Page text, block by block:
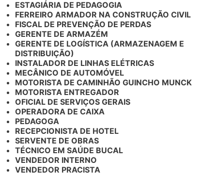
ESTAGIÁRIA DE PEDAGOGIA
FERREIRO ARMADOR NA CONSTRUÇÃO CIVIL
FISCAL DE PREVENÇÃO DE PERDAS
GERENTE DE ARMAZÉM
GERENTE DE LOGÍSTICA (ARMAZENAGEM E
DISTRIBUIÇÃO)
INSTALADOR DE LINHAS ELÉTRICAS
MECÂNICO DE AUTOMÓVEL
MOTORISTA DE CAMINHÃO GUINCHO MUNCK
MOTORISTA ENTREGADOR
OFICIAL DE SERVIÇOS GERAIS
OPERADORA DE CAIXA
PEDAGOGA
RECEPCIONISTA DE HOTEL
SERVENTE DE OBRAS
TÉCNICO EM SAÚDE BUCAL
VENDEDOR INTERNO
VENDEDOR PRACISTA